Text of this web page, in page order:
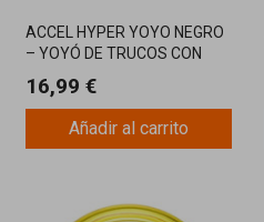
ACCEL HYPER YOYO NEGRO
– YOYÓ DE TRUCOS CON
PRINCIPIANTES
16,99 €
Añadir al carrito